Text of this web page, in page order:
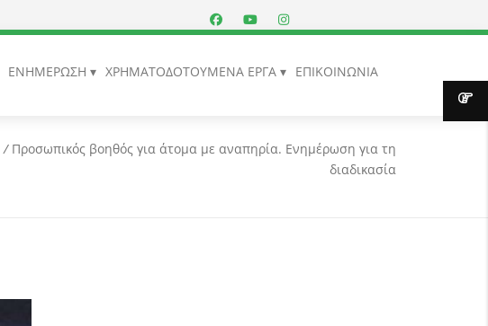
ΕΝΗΜΕΡΩΣΗ ΧΡΗΜΑΤΟΔΟΤΟΥΜΕΝΑ ΕΡΓΑ ΕΠΙΚΟΙΝΩΝΙΑ
/ Προσωπικός βοηθός για άτομα με αναπηρία. Ενημέρωση για τη
διαδικασία